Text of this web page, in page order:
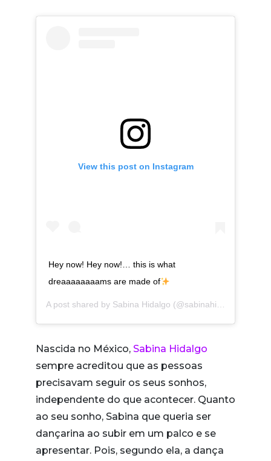
View this post on Instagram
Hey now! Hey now!… this is what
dreaaaaaaaams are made of
A post shared by Sabina Hidalgo (@sabinahidalgo) on
Nascida no México, Sabina Hidalgo
sempre acreditou que as pessoas
precisavam seguir os seus sonhos,
independente do que acontecer. Quanto
ao seu sonho, Sabina que queria ser
dançarina ao subir em um palco e se
apresentar. Pois, segundo ela, a dança